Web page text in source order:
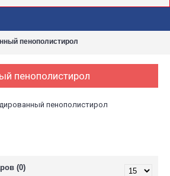
пенополистирол
пенополистирол
пенополистирол
(0)